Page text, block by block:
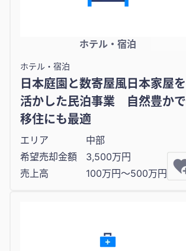
ホテル・宿泊
ホテル・宿泊
日本庭園と数寄屋風日本家屋を
活かした民泊事業 自然豊かで
移住にも最適
エリア
中部
希望売却金額
3,500万円
売上高
100万円〜500万円